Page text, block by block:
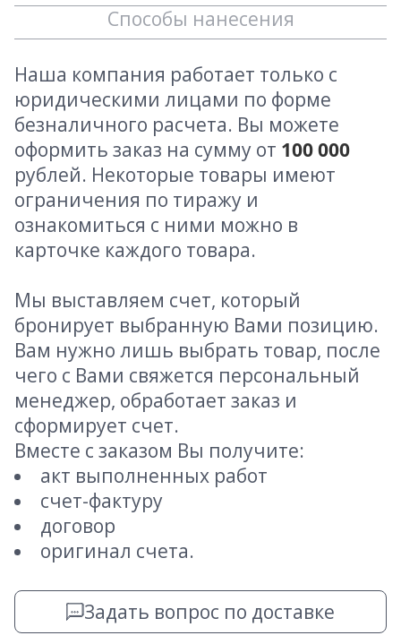
Способы нанесения
Наша компания работает только с
юридическими лицами по форме
безналичного расчета. Вы можете
оформить заказ на сумму от 100 000
рублей. Некоторые товары имеют
ограничения по тиражу и
ознакомиться с ними можно в
карточке каждого товара.
Мы выставляем счет, который
бронирует выбранную Вами позицию.
Вам нужно лишь выбрать товар, после
чего с Вами свяжется персональный
менеджер, обработает заказ и
сформирует счет.
Вместе с заказом Вы получите:
акт выполненных работ
счет-фактуру
договор
оригинал счета.
Задать вопрос по доставке